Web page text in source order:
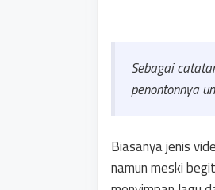
Sebagai
penontonnya
Biasanya jenis
namun meski